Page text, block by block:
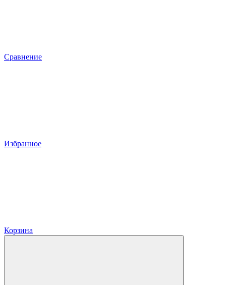
Сравнение
Избранное
Корзина